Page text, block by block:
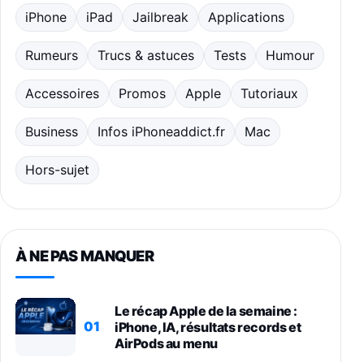
iPhone iPad Jailbreak Applications
Rumeurs Trucs & astuces Tests Humour
Accessoires Promos Apple Tutoriaux
Business Infos iPhoneaddict.fr Mac
Hors-sujet
À NE PAS MANQUER
01
Le récap Apple de la semaine :
iPhone, IA, résultats records et
AirPods au menu